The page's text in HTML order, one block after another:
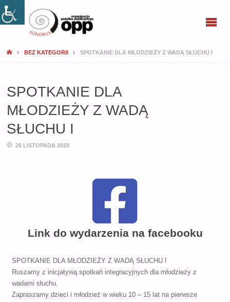
BEZ KATEGORII SPOTKANIE DLA MŁODZIEŻY Z WADĄ SŁUCHU I
SPOTKANIE DLA
MŁODZIEŻY Z WADĄ
SŁUCHU I
26 LISTOPADA 2023
Link do wydarzenia na facebooku
SPOTKANIE DLA MŁODZIEŻY Z WADĄ SŁUCHU I
Ruszamy z inicjatywą spotkań integracyjnych dla młodzieży z
wadami słuchu.
Zapraszamy dzieci i młodzież w wieku 10 – 15 lat na pierwsze